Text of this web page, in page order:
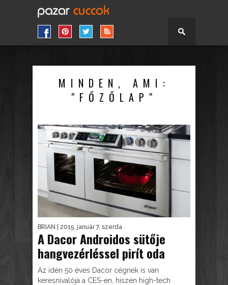
MINDEN, AMI:
"FŐZŐLAP"
BRIAN | 2015. január 7. szerda
A Dacor Androidos sütője
hangvezérléssel pirít oda
Az idén 50 éves Dacor cégnek is van
keresnivalója a CES-en, hiszen high-tech